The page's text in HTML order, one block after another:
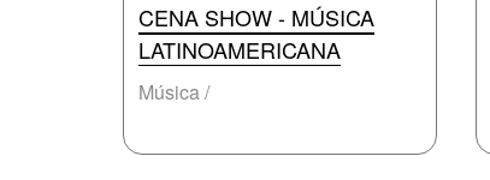
CENA SHOW - MÚSICA
LATINOAMERICANA
Música /